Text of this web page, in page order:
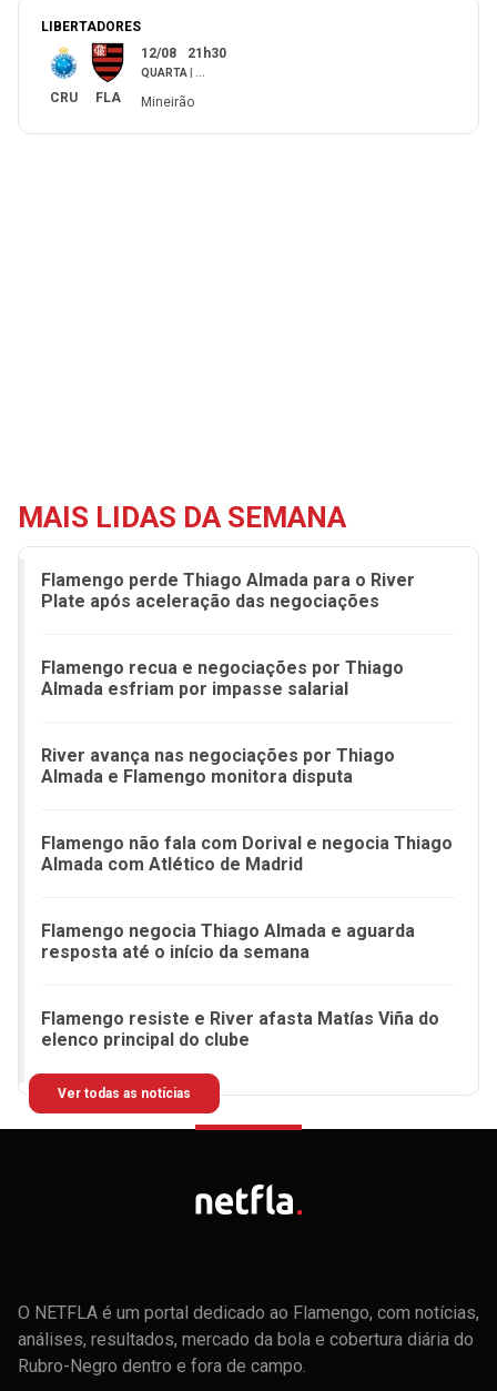
LIBERTADORES
CRU FLA
12/08 21h30
QUARTA ...
Mineirão
MAIS LIDAS DA SEMANA
Flamengo perde Thiago Almada para o River
Plate após aceleração das negociações
Flamengo recua e negociações por Thiago
Almada esfriam por impasse salarial
River avança nas negociações por Thiago
Almada e Flamengo monitora disputa
Flamengo não fala com Dorival e negocia Thiago
Almada com Atlético de Madrid
Flamengo negocia Thiago Almada e aguarda
resposta até o início da semana
Flamengo resiste e River afasta Matías Viña do
elenco principal do clube
Ver todas as notícias
O NETFLA é um portal dedicado ao Flamengo, com notícias,
análises, resultados, mercado da bola e cobertura diária do
Rubro-Negro dentro e fora de campo.